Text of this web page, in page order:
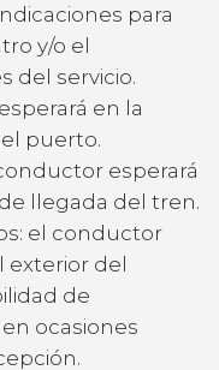
para
y/o el
del servicio.
en la
puerto.
esperará
llegada del tren.
el conductor
exterior del
de
ocasiones